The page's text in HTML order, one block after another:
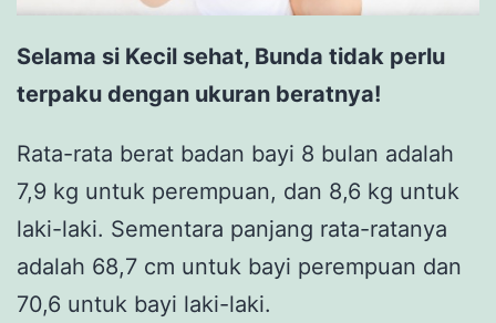
Selama si Kecil sehat, Bunda tidak perlu
terpaku dengan ukuran beratnya!
Rata-rata berat badan bayi 8 bulan adalah
7,9 kg untuk perempuan, dan 8,6 kg untuk
laki-laki. Sementara panjang rata-ratanya
adalah 68,7 cm untuk bayi perempuan dan
70,6 untuk bayi laki-laki.